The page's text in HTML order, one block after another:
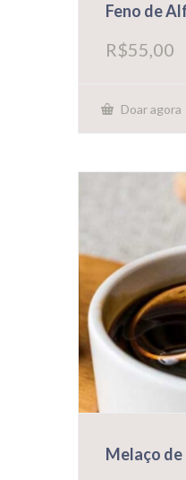
Feno de
R$55,00
Doar agora
Melaço de